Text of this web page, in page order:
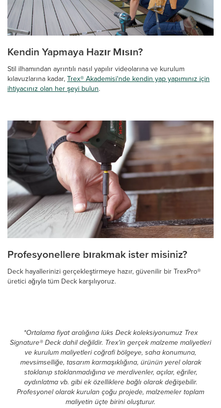
Kendin Yapmaya Hazır Mısın?
Stil ilhamından ayrıntılı nasıl yapılır videolarına ve kurulum
kılavuzlarına kadar,Trex® Akademisi'nde kendin yap yapımınız için
ihtiyacınız olan her şeyi bulun.
Profesyonellere bırakmak ister misiniz?
Deck hayallerinizi gerçekleştirmeye hazır, güvenilir bir TrexPro®
üretici ağıyla tüm Deck karşılıyoruz.
*Ortalama fiyat aralığına lüks Deck koleksiyonumuz Trex
Signature® Deck dahil değildir. Trex'in gerçek malzeme maliyetleri
ve kurulum maliyetleri coğrafi bölgeye, saha konumuna,
mevsimselliğe, tasarım karmaşıklığına, ürünün yerel olarak
stoklanıp stoklanmadığına ve merdivenler, açılar, eğriler,
aydınlatma vb. gibi ek özelliklere bağlı olarak değişebilir.
Profesyonel olarak kurulan çoğu projede, malzemeler toplam
maliyetin üçte birini oluşturur.